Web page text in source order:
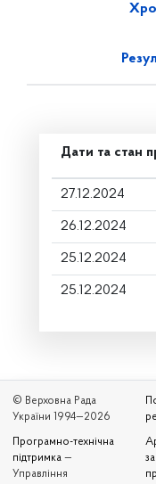
Дати та стан
27.12.2024
26.12.2024
25.12.2024
25.12.2024
© Верховна Рада
України 1994—2026
Програмно-технічна
підтримка —
Управління